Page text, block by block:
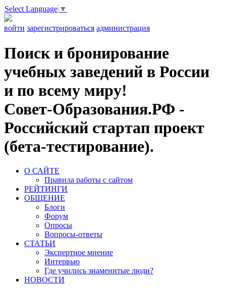
Select Language ▼
войти зарегистрироваться администрация
Поиск и бронирование
учебных заведений в России
и по всему миру!
Совет-Образования.РФ -
Российский стартап проект
(бета-тестирование).
О САЙТЕ
Правила работы с сайтом
РЕЙТИНГИ
ОБЩЕНИЕ
Блоги
Форум
Опросы
Вопросы-ответы
СТАТЬИ
Экспертное мнение
Интервью
Где учились знаменитые люди?
НОВОСТИ